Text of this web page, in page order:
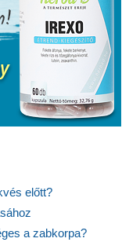
előtt?
a zabkorpa?